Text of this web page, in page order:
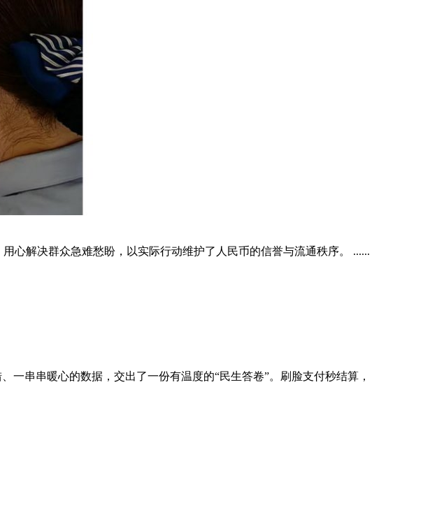
心解决群众急难愁盼，以实际行动维护了人民币的信誉与流通秩序。 ......
串串暖心的数据，交出了一份有温度的“民生答卷”。刷脸支付秒结算，